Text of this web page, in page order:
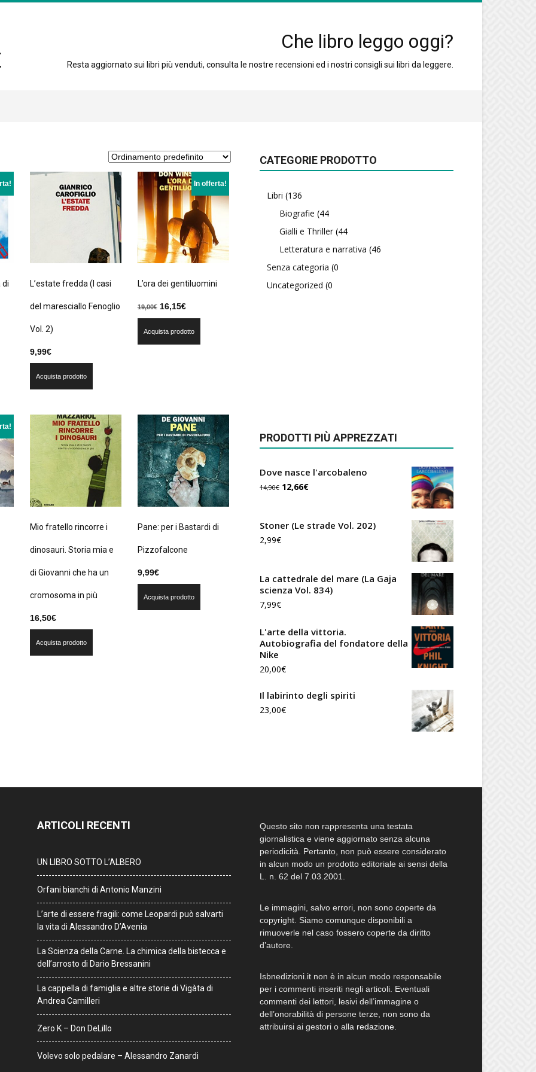
Che libro leggo oggi?
Resta aggiornato sui libri più venduti, consulta le nostre recensioni ed i nostri consigli sui libri da leggere.
di L’estate fredda (I casi
del maresciallo Fenoglio
Vol. 2)
9,99€
Acquista prodotto
In offerta!
L’ora dei gentiluomini
19,00€ Il
prezzo
originale
16,15€Il
prezzo
attuale
Acquista prodotto
Mio fratello rincorre i
dinosauri. Storia mia e
di Giovanni che ha un
cromosoma in più
16,50€
Acquista prodotto
Pane: per i Bastardi di
Pizzofalcone
9,99€
Acquista prodotto
CATEGORIE PRODOTTO
Libri (136
Biografie (44
Gialli e Thriller (44
Letteratura e narrativa (46
Senza categoria (0
Uncategorized (0
PRODOTTI PIÙ APPREZZATI
Dove nasce l'arcobaleno
14,90€ Il
originale
12,66€Il
attuale
Stoner (Le strade Vol. 202)
2,99€
La cattedrale del mare (La Gaja
scienza Vol. 834)
7,99€
L'arte della vittoria.
Autobiografia del fondatore della
Nike
20,00€
Il labirinto degli spiriti
23,00€
ARTICOLI RECENTI
UN LIBRO SOTTO L’ALBERO
Orfani bianchi di Antonio Manzini
L’arte di essere fragili: come Leopardi può salvarti
la vita di Alessandro D’Avenia
La Scienza della Carne. La chimica della bistecca e
dell’arrosto di Dario Bressanini
La cappella di famiglia e altre storie di Vigàta di
Andrea Camilleri
Zero K – Don DeLillo
Volevo solo pedalare – Alessandro Zanardi
Questo sito non rappresenta una testata
giornalistica e viene aggiornato senza alcuna
periodicità. Pertanto, non può essere considerato
in alcun modo un prodotto editoriale ai sensi della
L. n. 62 del 7.03.2001.
Le immagini, salvo errori, non sono coperte da
copyright. Siamo comunque disponibili a
rimuoverle nel caso fossero coperte da diritto
d’autore.
Isbnedizioni.it non è in alcun modo responsabile
per i commenti inseriti negli articoli. Eventuali
commenti dei lettori, lesivi dell’immagine o
dell’onorabilità di persone terze, non sono da
attribuirsi ai gestori o alla redazione